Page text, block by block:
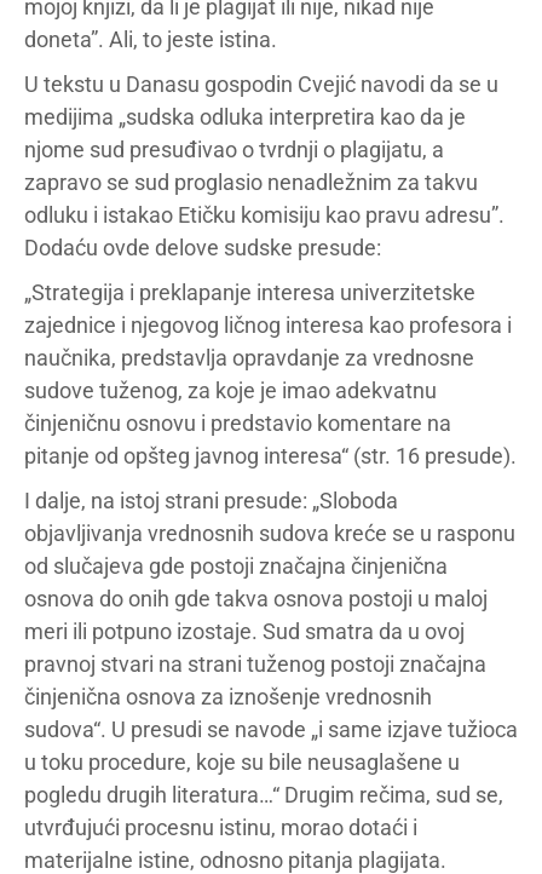
mojoj knjizi, da li je plagijat ili nije, nikad nije
doneta”. Ali, to jeste istina.
U tekstu u Danasu gospodin Cvejić navodi da se u
medijima „sudska odluka interpretira kao da je
njome sud presuđivao o tvrdnji o plagijatu, a
zapravo se sud proglasio nenadležnim za takvu
odluku i istakao Etičku komisiju kao pravu adresu”.
Dodaću ovde delove sudske presude:
„Strategija i preklapanje interesa univerzitetske
zajednice i njegovog ličnog interesa kao profesora i
naučnika, predstavlja opravdanje za vrednosne
sudove tuženog, za koje je imao adekvatnu
činjeničnu osnovu i predstavio komentare na
pitanje od opšteg javnog interesa“ (str. 16 presude).
I dalje, na istoj strani presude: „Sloboda
objavljivanja vrednosnih sudova kreće se u rasponu
od slučajeva gde postoji značajna činjenična
osnova do onih gde takva osnova postoji u maloj
meri ili potpuno izostaje. Sud smatra da u ovoj
pravnoj stvari na strani tuženog postoji značajna
činjenična osnova za iznošenje vrednosnih
sudova“. U presudi se navode „i same izjave tužioca
u toku procedure, koje su bile neusaglašene u
pogledu drugih literatura…“ Drugim rečima, sud se,
utvrđujući procesnu istinu, morao dotaći i
materijalne istine, odnosno pitanja plagijata.